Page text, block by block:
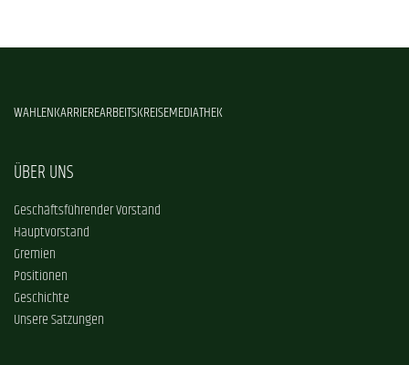
WAHLENKARRIEREARBEITSKREISEMEDIATHEK
ÜBER UNS
Geschäftsführender Vorstand
Hauptvorstand
Gremien
Positionen
Geschichte
Unsere Satzungen